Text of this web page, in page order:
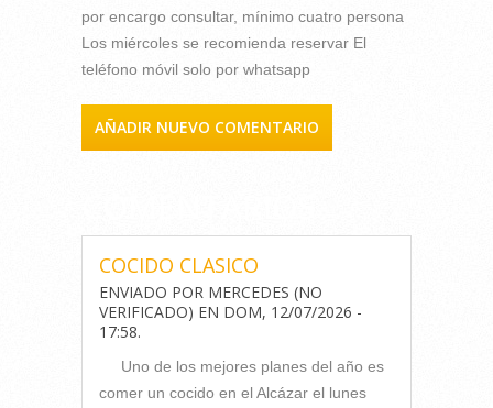
por encargo consultar, mínimo cuatro persona
Los miércoles se recomienda reservar El
teléfono móvil solo por whatsapp
AÑADIR NUEVO COMENTARIO
COCIDO CLASICO
ENVIADO POR MERCEDES (NO
VERIFICADO) EN DOM, 12/07/2026 -
17:58.
Uno de los mejores planes del año es
comer un cocido en el Alcázar el lunes